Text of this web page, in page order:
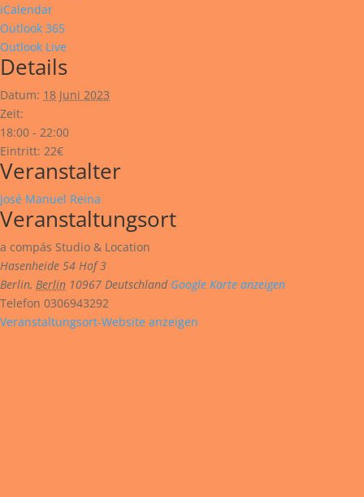
iCalendar
Outlook 365
Outlook Live
Details
Datum: 18 Juni 2023
Zeit:
18:00 - 22:00
Eintritt: 22€
Veranstalter
José Manuel Reina
Veranstaltungsort
a compás Studio & Location
Hasenheide 54 Hof 3
Berlin, Berlin 10967 Deutschland Google Karte anzeigen
Telefon 0306943292
Veranstaltungsort-Website anzeigen